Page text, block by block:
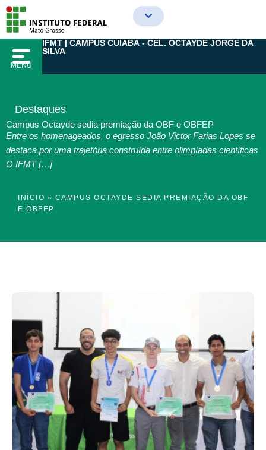
para
conteúdo
MENU
IFMT | CAMPUS CUIABÁ - CEL. OCTAYDE JORGE DA
SILVA
Destaques
Campus Octayde sedia premiação da OBF e OBFEP
Entre os homenageados, o egresso João Victor Farias Lopes se
destaca por uma trajetória construída entre olimpíadas científicas
O IFMT […]
INÍCIO » CAMPUS OCTAYDE SEDIA PREMIAÇÃO DA OBF
E OBFEP